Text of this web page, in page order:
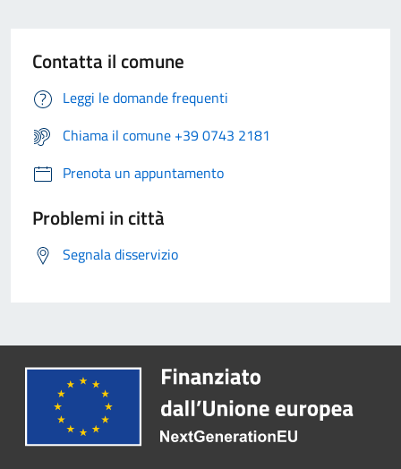
Contatta il comune
Leggi le domande frequenti
Chiama il comune +39 0743 2181
Prenota un appuntamento
Problemi in città
Segnala disservizio